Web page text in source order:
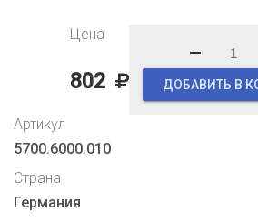
Цена
802 ДОБАВИТЬ В
Артикул
5700.6000.010
Страна
Германия